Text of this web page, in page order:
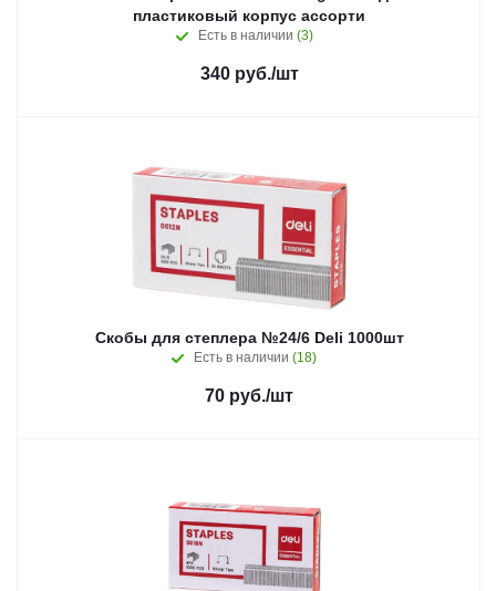
пластиковый корпус ассорти
Есть в наличии (3)
340руб./шт
Скобы для степлера №24/6 Deli 1000шт
Есть в наличии (18)
70 руб./шт